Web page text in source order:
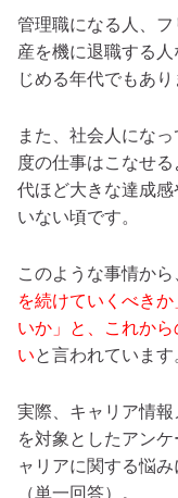
管理職になる人、
産を機に退職する
じめる年代でもあり
また、社会人にな
度の仕事はこなせ
代ほど大きな達成
いない頃です。
このような事情か
を続けていくべき
いか」と、これか
いと言われています
実際、キャリア情報
を対象としたアン
ャリアに関する悩
（単一回答）。